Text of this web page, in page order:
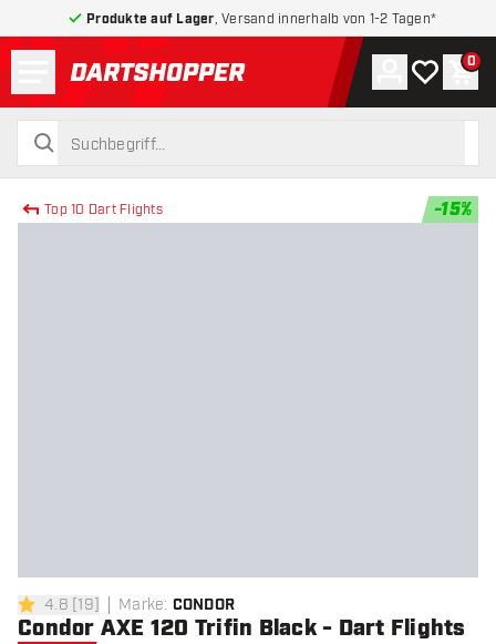
Produkte auf Lager , Versand innerhalb von 1-2 Tagen*
zurück zur Startseite
suchen
suchen
Konto
Meine 0
Top 10 Dart Flights -15%
4.8 Bewertungssterne
4.8 [19] Marke: CONDOR
Condor AXE 120 Trifin Black - Dart Flights